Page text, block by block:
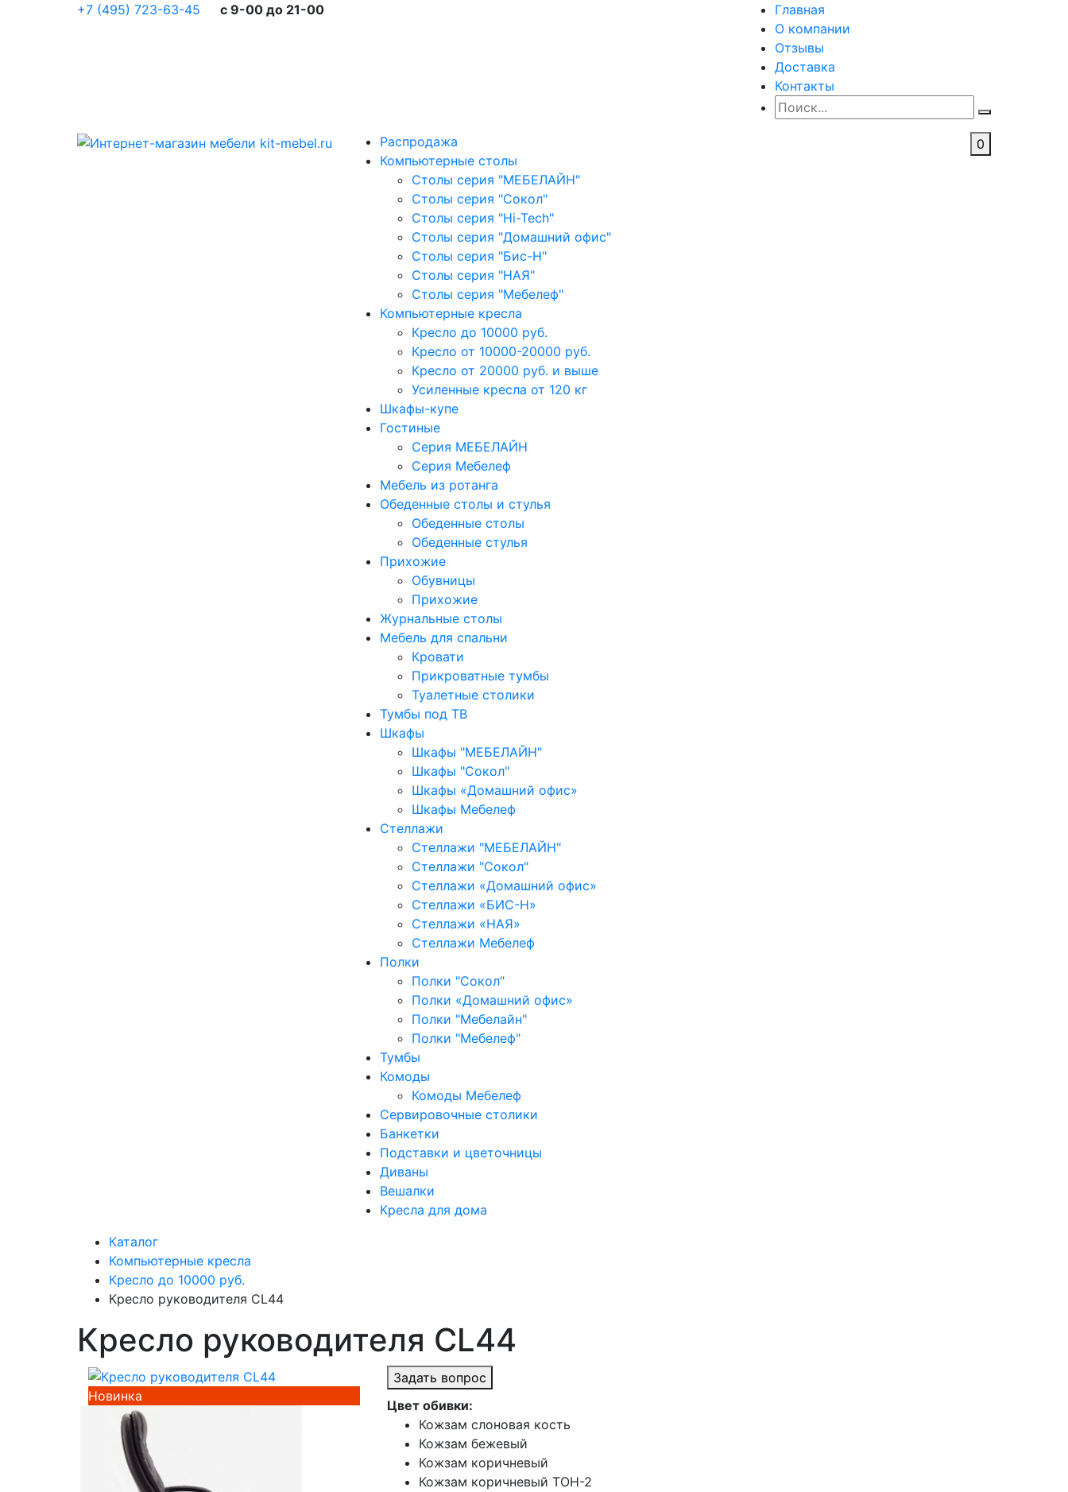
+7 (495) 723-63-45 c 9-00 до 21-00
Главная
О компании
Отзывы
Доставка
Контакты
Распродажа
Компьютерные столы
Столы серия "МЕБЕЛАЙН"
Столы серия "Сокол"
Столы серия "Hi-Tech"
Столы серия "Домашний офис"
Столы серия "Бис-Н"
Столы серия "НАЯ"
Столы серия "Мебелеф"
Компьютерные кресла
Кресло до 10000 руб.
Кресло от 10000-20000 руб.
Кресло от 20000 руб. и выше
Усиленные кресла от 120 кг
Шкафы-купе
Гостиные
Серия МЕБЕЛАЙН
Серия Мебелеф
Мебель из ротанга
Обеденные столы и стулья
Обеденные столы
Обеденные стулья
Прихожие
Обувницы
Прихожие
Журнальные столы
Мебель для спальни
Кровати
Прикроватные тумбы
Туалетные столики
Тумбы под ТВ
Шкафы
Шкафы "МЕБЕЛАЙН"
Шкафы "Сокол"
Шкафы «Домашний офис»
Шкафы Мебелеф
Стеллажи
Стеллажи "МЕБЕЛАЙН"
Стеллажи "Сокол"
Стеллажи «Домашний офис»
Стеллажи «БИС-Н»
Стеллажи «НАЯ»
Стеллажи Мебелеф
Полки
Полки "Сокол"
Полки «Домашний офис»
Полки "Мебелайн"
Полки "Мебелеф"
Тумбы
Комоды
Комоды Мебелеф
Сервировочные столики
Банкетки
Подставки и цветочницы
Диваны
Вешалки
Кресла для дома
0
Каталог
Компьютерные кресла
Кресло до 10000 руб.
Кресло руководителя CL44
Кресло руководителя CL44
Новинка
Задать вопрос
Цвет обивки:
Кожзам слоновая кость
Кожзам бежевый
Кожзам коричневый
Кожзам коричневый ТОН-2